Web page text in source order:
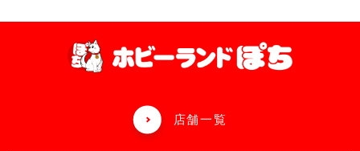
店舗一覧